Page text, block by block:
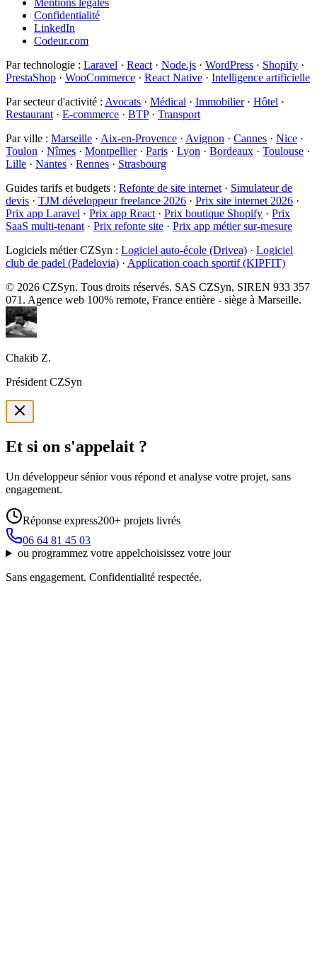
Mentions légales
Confidentialité
LinkedIn
Codeur.com
Par technologie : Laravel · React· Node.js · WordPress · Shopify ·
PrestaShop · WooCommerce · React Native · Intelligence artificielle
Par secteur d'activité : Avocats · Médical · Immobilier· Hôtel ·
Restaurant· E-commerce · BTP· Transport
Par ville : Marseille · Aix-en-Provence · Avignon · Cannes · Nice ·
Toulon · Nîmes · Montpellier· Paris · Lyon · Bordeaux · Toulouse ·
Lille · Nantes · Rennes · Strasbourg
Guides tarifs et budgets : Refonte de site internet· Simulateur de
devis · TJM développeur freelance 2026 · Prix site internet 2026 ·
Prix app Laravel · Prix app React· Prix boutique Shopify · Prix
SaaS multi-tenant· Prix refonte site · Prix app métier sur-mesure
Logiciels métier CZSyn : Logiciel auto-école (Drivea) · Logiciel
club de padel (Padelovia) · Application coach sportif (KIPFIT)
© 2026 CZSyn. Tous droits réservés. SAS CZSyn, SIREN 933 357
071. Agence web 100% remote, France entière - siège à Marseille.
Chakib Z.
Président CZSyn
Et si on s'appelait ?
Un développeur sénior vous répond et analyse votre projet, sans
engagement.
Réponse express200+ projets livrés
06 64 81 45 03
ou programmez votre appelchoisissez votre jour
Sans engagement. Confidentialité respectée.